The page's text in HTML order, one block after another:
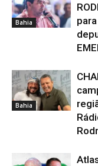
Bahia
Bahia